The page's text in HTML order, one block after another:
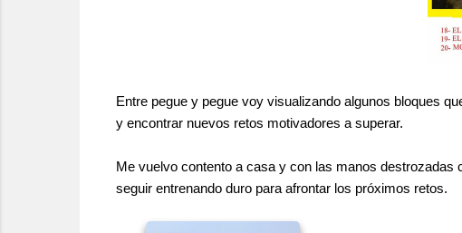
Entre pegue y pegue voy visualizando algunos bloques
y encontrar nuevos retos motivadores a superar.
Me vuelvo contento a casa y con las manos destrozadas
seguir entrenando duro para afrontar los próximos retos.